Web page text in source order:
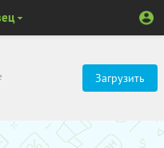
Загрузить